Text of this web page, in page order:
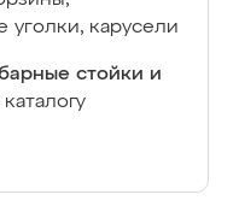
карусели
стойки и